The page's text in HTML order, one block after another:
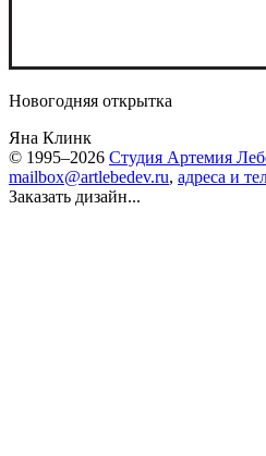
Новогодняя открытка
Яна Клинк
© 1995–2026 Студия Артемия
mailbox@artlebedev.ru, адреса и
Заказать дизайн...